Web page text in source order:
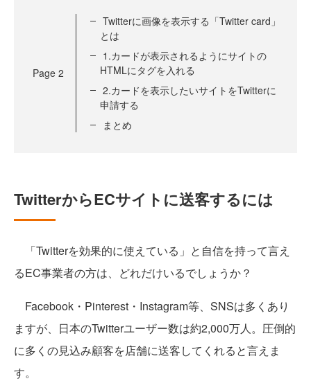
Page 2
Twitterに画像を表示する「Twitter card」
とは
1.カードが表示されるようにサイトの
HTMLにタグを入れる
2.カードを表示したいサイトをTwitterに
申請する
まとめ
TwitterからECサイトに送客するには
「Twitterを効果的に使えている」と自信を持って言え
るEC事業者の方は、どれだけいるでしょうか？
Facebook・Pinterest・Instagram等、SNSは多くあり
ますが、日本のTwitterユーザー数は約2,000万人。圧倒的
に多くの見込み顧客を店舗に送客してくれると言えま
す。